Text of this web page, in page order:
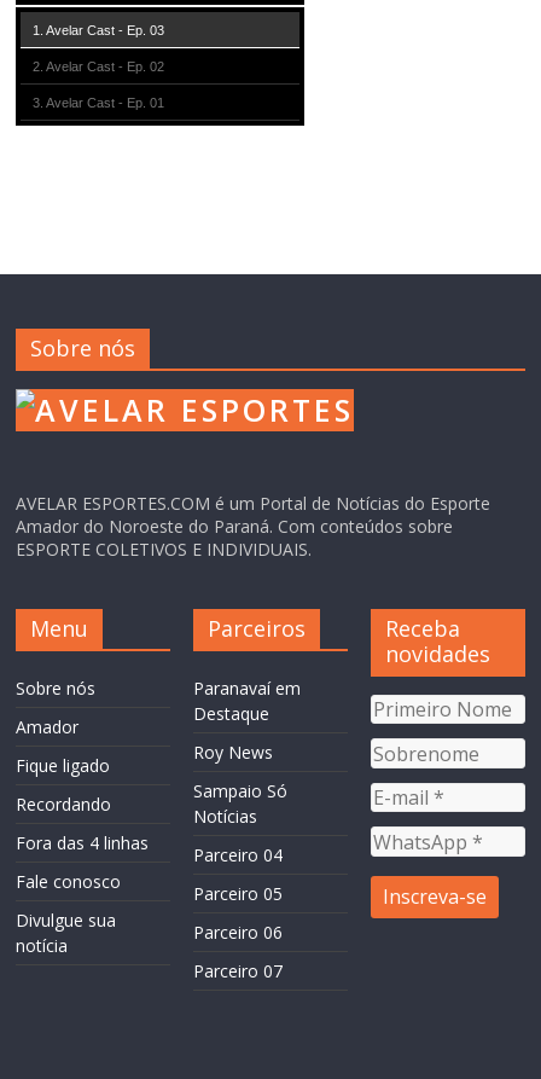
1. Avelar Cast - Ep. 03
2. Avelar Cast - Ep. 02
3. Avelar Cast - Ep. 01
Sobre nós
AVELAR ESPORTES.COM é um Portal de Notícias do Esporte
Amador do Noroeste do Paraná. Com conteúdos sobre
ESPORTE COLETIVOS E INDIVIDUAIS.
Menu
Sobre nós
Amador
Fique ligado
Recordando
Fora das 4 linhas
Fale conosco
Divulgue sua
notícia
Parceiros
Paranavaí em
Destaque
Roy News
Sampaio Só
Notícias
Parceiro 04
Parceiro 05
Parceiro 06
Parceiro 07
Receba
novidades